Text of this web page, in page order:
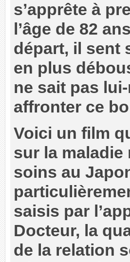
s’apprête à
l’âge de 82
départ, il sent
en plus
ne sait pas
affronter ce
Voici un film
sur la maladie
soins au
saisis par
Docteur, la
de la relation